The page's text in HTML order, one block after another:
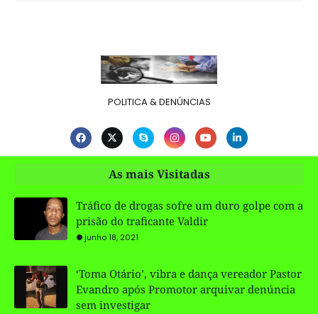
POLITICA & DENÚNCIAS
As mais Visitadas
Tráfico de drogas sofre um duro golpe com a
prisão do traficante Valdir
junho 18, 2021
‘Toma Otário’, vibra e dança vereador Pastor
Evandro após Promotor arquivar denúncia
sem investigar